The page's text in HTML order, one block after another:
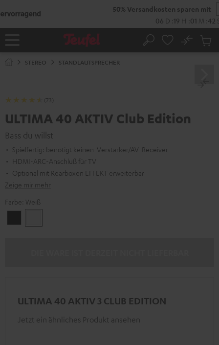
Startseite Suche
No
STEREO STANDLAUTSPRECHER
(73)
ULTIMA 40 AKTIV Club Edition
Bass du willst
Spielfertig: benötigt keinen Verstärker/AV-Receiver
HDMI-ARC-Anschluß für TV
Optional mit Rearboxen EFFEKT erweiterbar
Zeige mir mehr
Farbe: Weiß
ULTIMA 40 AKTIV 3 CLUB EDITION
Jetzt ein ähnliches Produkt ansehen